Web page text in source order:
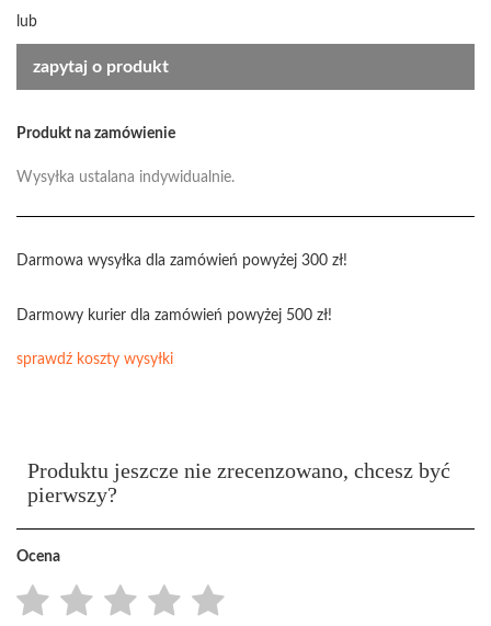
lub
zapytaj o produkt
Produkt na zamówienie
Wysyłka ustalana indywidualnie.
Darmowa wysyłka dla zamówień powyżej 300 zł!
Darmowy kurier dla zamówień powyżej 500 zł!
sprawdź koszty wysyłki
Produktu jeszcze nie zrecenzowano, chcesz być
pierwszy?
Ocena